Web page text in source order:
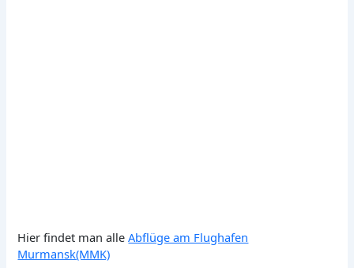
Hier findet man alleAbflüge am Flughafen
Murmansk(MMK)